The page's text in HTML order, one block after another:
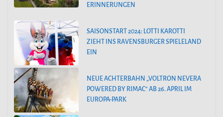
ERINNERUNGEN
SAISONSTART 2024: LOTTI KAROTTI
ZIEHT INS RAVENSBURGER SPIELELAND
EIN
NEUE ACHTERBAHN „VOLTRON NEVERA
POWERED BY RIMAC“ AB 26. APRIL IM
EUROPA-PARK